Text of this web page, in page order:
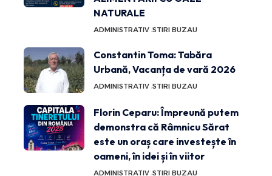
NATURALE
ADMINISTRATIV STIRI BUZAU
Constantin Toma: Tabăra
Urbană, Vacanța de vară 2026
ADMINISTRATIV STIRI BUZAU
Florin Ceparu: Împreună putem
demonstra că Râmnicu Sărat
este un oraș care investește în
oameni, în idei și în viitor
ADMINISTRATIV STIRI BUZAU